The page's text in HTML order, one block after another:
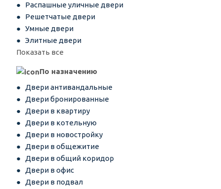
Распашные уличные двери
Решетчатые двери
Умные двери
Элитные двери
Показать все
По назначению
Двери антивандальные
Двери бронированные
Двери в квартиру
Двери в котельную
Двери в новостройку
Двери в общежитие
Двери в общий коридор
Двери в офис
Двери в подвал